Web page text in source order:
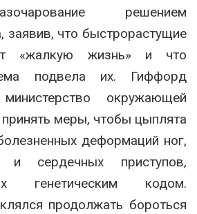
решением
заявив, что быстрорастущие
«жалкую жизнь» и что
подвела их. Гиффорд
окружающей
меры, чтобы цыплята
деформаций ног,
сердечных приступов,
генетическим кодом.
продолжать бороться